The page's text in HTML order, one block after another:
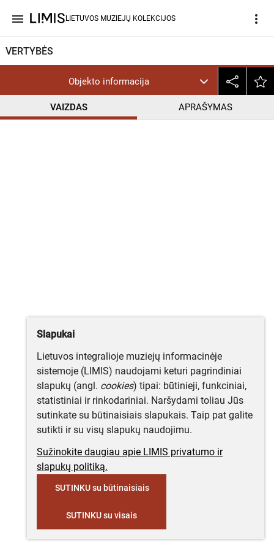
menu LIETUVOS MUZIEJŲ KOLEKCIJOS more_vert
VERTYBĖS
Objekto informacija
VAIZDAS APRAŠYMAS
Slapukai
Lietuvos integralioje muziejų informacinėje
sistemoje (LIMIS) naudojami keturi pagrindiniai
slapukų (angl. cookies) tipai: būtinieji, funkciniai,
statistiniai ir rinkodariniai. Naršydami toliau Jūs
sutinkate su būtinaisiais slapukais. Taip pat galite
sutikti ir su visų slapukų naudojimu.
Sužinokite daugiau apie LIMIS privatumo ir
slapukų politiką.
SUTINKU su būtinaisiais
SUTINKU su visais